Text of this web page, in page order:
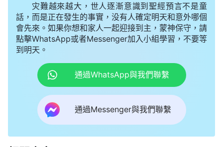
灾難越來越大，世人逐漸意識到聖經預言不是童
話，而是正在發生的事實，没有人確定明天和意外哪個
會先來。如果你想和家人一起迎接到主，蒙神保守，請
點擊WhatsApp或者Messenger加入小組學習，不要等
到明天。
通過WhatsApp與我們聯繫
通過Messenger與我們聯繫